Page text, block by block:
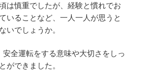
は慎重でしたが、経験と慣れでお
いることなど、一人一人が思うと
いでしょうか。
全運転をする意味や大切さをしっ
ができました。